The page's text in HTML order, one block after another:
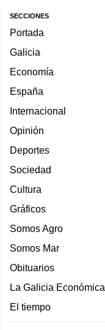
SECCIONES
Portada
Galicia
Economía
España
Internacional
Opinión
Deportes
Sociedad
Cultura
Gráficos
Somos Agro
Somos Mar
Obituarios
La Galicia Económica
El tiempo